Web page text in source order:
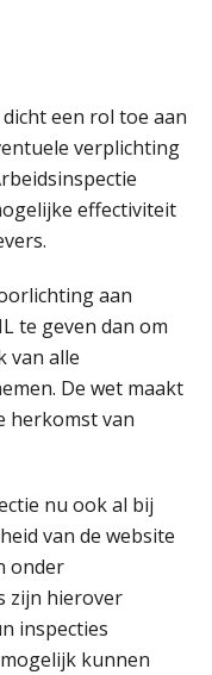
een rol toe aan
verplichting
effectiviteit
aan
te geven dan om
van alle
De wet maakt
herkomst van
nu ook al bij
van de website
onder
zijn hierover
inspecties
kunnen
Cursus Samenwerken financiële- en salarisadministratie
Online cursus Disfunctionerende werknemer: wat nu?
Training Grenzen aangeven met zelfvertrouwen en respect
Online cursus Auto, fiets en OV in de salarisadministratie
Praktijkdiploma loonadministratie (PDL)
Cursus Samen sterk: efficiënte samenwerking tussen HR en salarisadministratie